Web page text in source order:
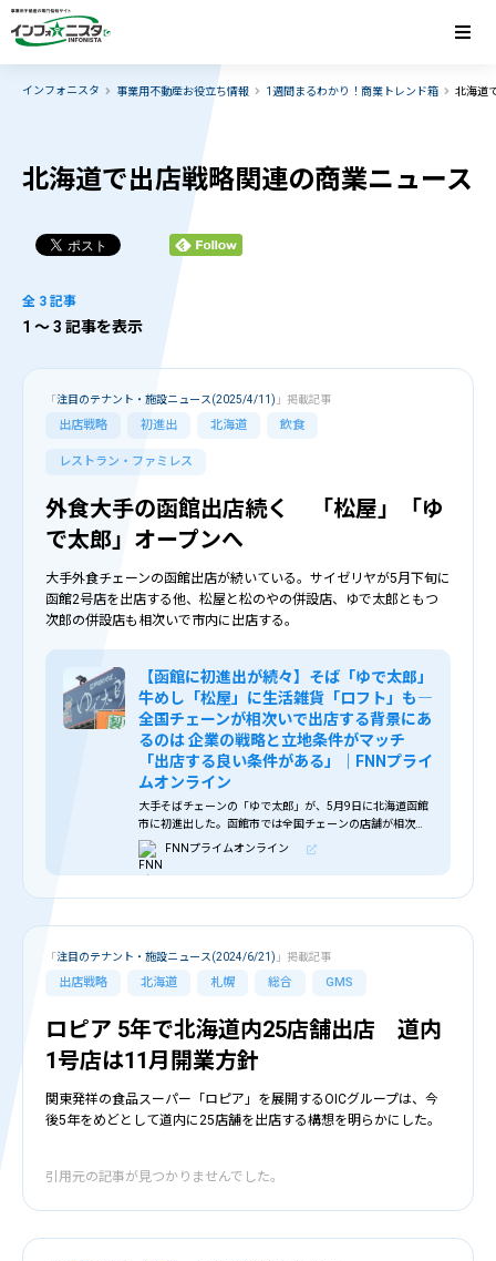
インフォニスタ 事業用不動産お役立ち情報 1週間まるわかり！商業トレンド箱 北海道
北海道で出店戦略関連の商業ニュース
全 3 記事
1 〜 3 記事を表示
出店戦略 初進出 北海道 飲食
レストラン・ファミレス
「注目のテナント・施設ニュース(2025/4/11) 」掲載記事
外食大手の函館出店続く 「松屋」「ゆ
で太郎」オープンへ
大手外食チェーンの函館出店が続いている。サイゼリヤが5月下旬に
函館2号店を出店する他、松屋と松のやの併設店、ゆで太郎ともつ
次郎の併設店も相次いで市内に出店する。
【函館に初進出が続々】そば「ゆで太郎」
牛めし「松屋」に生活雑貨「ロフト」も―
全国チェーンが相次いで出店する背景にあ
るのは 企業の戦略と立地条件がマッチ
「出店する良い条件がある」｜FNNプライ
ムオンライン
大手そばチェーンの「ゆで太郎」が、5月9日に北海道函館
市に初進出した。函館市では全国チェーンの店舗が相次い
でオープンしている。その背景には何があるのか。大手そ
ばチェーン「ゆで太郎 函館鍛治店」。函館市では初めての
店舗だ。毎日、各店舗で製麺するのが売りで、定番の「野
んなに待ち時間もないし、また来たいと思う」（函館市民
ェーン店。北海道…
FNNプライムオンライン
出店戦略 北海道 札幌 総合 GMS
「注目のテナント・施設ニュース(2024/6/21) 」掲載記事
ロピア 5年で北海道内25店舗出店 道内
1号店は11月開業方針
関東発祥の食品スーパー「ロピア」を展開するOICグループは、今
後5年をめどとして道内に25店舗を出店する構想を明らかにした。
引用元の記事が見つかりませんでした。